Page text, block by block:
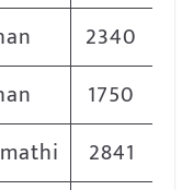
2340
1750
2841